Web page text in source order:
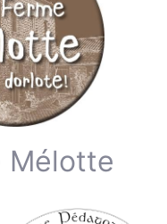
Mélotte